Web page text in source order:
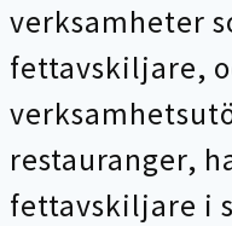
verksamheter
fettavskiljare,
restauranger,
fettavskiljare i